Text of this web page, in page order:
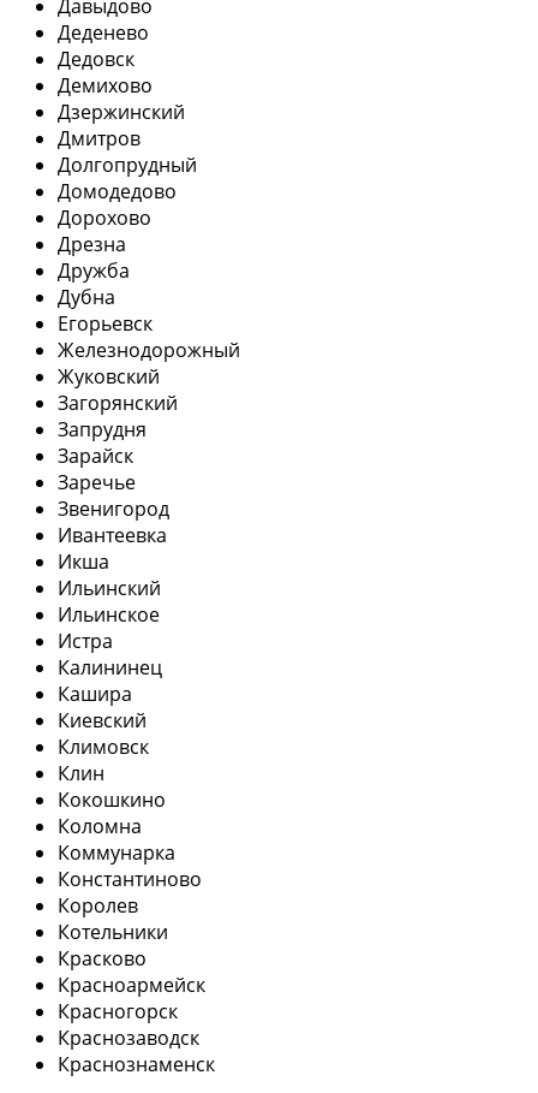
Давыдово
Деденево
Дедовск
Демихово
Дзержинский
Дмитров
Долгопрудный
Домодедово
Дорохово
Дрезна
Дружба
Дубна
Егорьевск
Железнодорожный
Жуковский
Загорянский
Запрудня
Зарайск
Заречье
Звенигород
Ивантеевка
Икша
Ильинский
Ильинское
Истра
Калининец
Кашира
Киевский
Климовск
Клин
Кокошкино
Коломна
Коммунарка
Константиново
Королев
Котельники
Красково
Красноармейск
Красногорск
Краснозаводск
Краснознаменск